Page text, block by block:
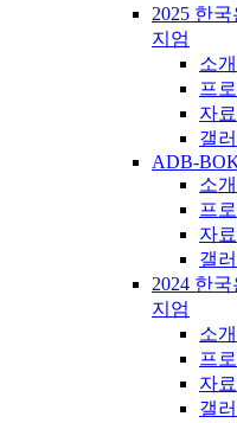
2025 한
지엄
소개
프
자
갤러
ADB-
소개
프
자료
갤러
2024 한
지엄
소개
프
자료
갤러